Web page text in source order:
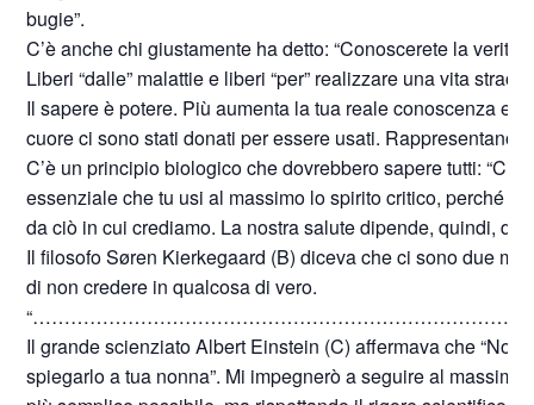
bugie”.
C’è anche chi giustamente ha detto: “Conoscerete la verità
Liberi “dalle” malattie e liberi “per” realizzare una vita
Il sapere è potere. Più aumenta la tua reale conoscenza e
cuore ci sono stati donati per essere usati.
C’è un principio biologico che dovrebbero sapere tutti:
essenziale che tu usi al massimo lo spirito critico, perché
da ciò in cui crediamo. La nostra salute dipende, quindi,
Il filosofo Søren Kierkegaard (B) diceva che ci sono due
di non credere in qualcosa di vero.
Il grande scienziato Albert Einstein (C) affermava che
spiegarlo a tua nonna”. Mi impegnerò a seguire al